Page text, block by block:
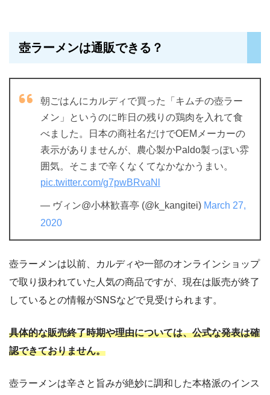
壺ラーメンは通販できる？
朝ごはんにカルディで買った「キムチの壺ラー
メン」というのに昨日の残りの鶏肉を入れて食
べました。日本の商社名だけでOEMメーカーの
表示がありませんが、農心製かPaldo製っぽい雰
囲気。そこまで辛くなくてなかなかうまい。
pic.twitter.com/g7pwBRvaNl
— ヴィン@小林歓喜亭 (@k_kangitei) March 27,
2020
壺ラーメンは以前、カルディや一部のオンラインショップ
で取り扱われていた人気の商品ですが、現在は販売が終了
しているとの情報がSNSなどで見受けられます。
具体的な販売終了時期や理由については、公式な発表は確
認できておりません。​
壺ラーメンは辛さと旨みが絶妙に調和した本格派のインス